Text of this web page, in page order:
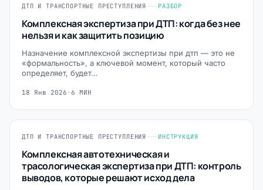
ДТП И ТРАНСПОРТНЫЕ ПРЕСТУПЛЕНИЯ РАЗБОР
Комплексная экспертиза при ДТП: когда без нее
нельзя и как защитить позицию
Назначение комплексной экспертизы при дтп — это не
«формальность», а ключевой момент, который часто
определяет, будет…
18 Янв 2026 · 6 МИН
ДТП И ТРАНСПОРТНЫЕ ПРЕСТУПЛЕНИЯ ИНСТРУКЦИЯ
Комплексная автотехническая и
трасологическая экспертиза при ДТП: контроль
выводов, которые решают исход дела